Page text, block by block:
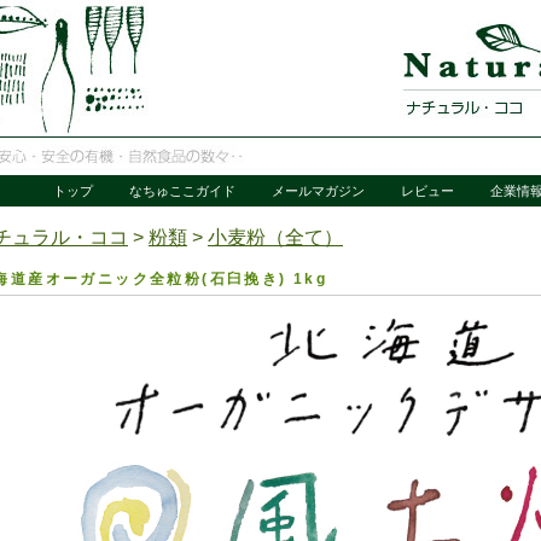
トップ なちゅここガイド メールマガジン レビュー 企業情
ュラル・ココ > 粉類 > 小麦粉（全て）
道産オーガニック全粒粉(石臼挽き) 1kg